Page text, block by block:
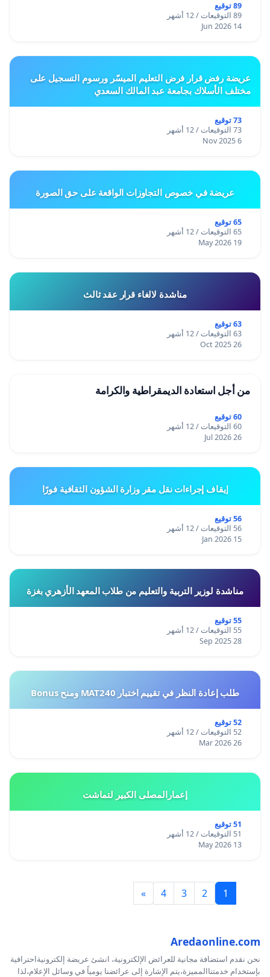
89 توقيع
89 التوقيعات / 12 أشهر
14 Jun 2026
عريضة رفض قرار فرض التعليم الميسّر ورسوم التسجيل على
مختلف الأسلاك بجامعة عبد المالك السعدي
73 توقيع
73 التوقيعات / 12 أشهر
6 Nov 2025
عريضة في خصوص التجاوزات الواقعة على حق الصورة
65 توقيع
65 التوقيعات / 12 أشهر
19 May 2026
مناشدة لالغاء قرار عقد ثالث
63 توقيع
63 التوقيعات / 12 أشهر
26 Oct 2025
من أجل استعادة الديمقراطية والكرامة
60 توقيع
60 التوقيعات / 12 أشهر
26 Jul 2026
إيقاف إجراءات نقل مقر وزارة الشؤون الثقافية فورًا
56 توقيع
56 التوقيعات / 12 أشهر
15 Jan 2026
مناشدة لوزير التربية والتعليم من طلاب المعهد الأزهري بغزة
55 توقيع
55 التوقيعات / 12 أشهر
28 Sep 2025
طلب إعادة النظر في تقييم اختبار MAT240 ومنح Bonus
52 توقيع
52 التوقيعات / 12 أشهر
26 Mar 2026
إعمارالمصلى الكبير لتماشت
51 توقيع
51 التوقيعات / 12 أشهر
13 May 2026
1
2
3
4
»
Aredaonline.com
نحن نقدم استضافة مجانية للعرائض الإلكترونية، انشئ عريضة إلكترونيةاحترافية
بإستخدام خدمتناالمميزة،يتم الإشارة إلى عرائضنا يومياً في وسائل الإعلام،لذا